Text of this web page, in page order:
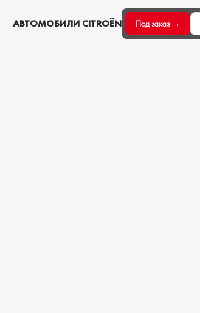
АВТОМОБИЛИ CITROËN Под заказ →